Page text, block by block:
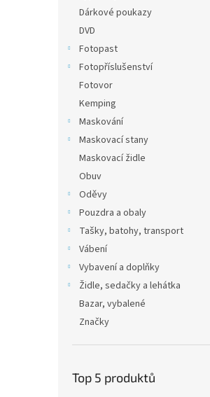
Dárkové poukazy
DVD
Fotopast
Fotopříslušenství
Fotovor
Kemping
Maskování
Maskovací stany
Maskovací židle
Obuv
Oděvy
Pouzdra a obaly
Tašky, batohy, transport
Vábení
Vybavení a doplňky
Židle, sedačky a lehátka
Bazar, vybalené
Značky
Top 5 produktů